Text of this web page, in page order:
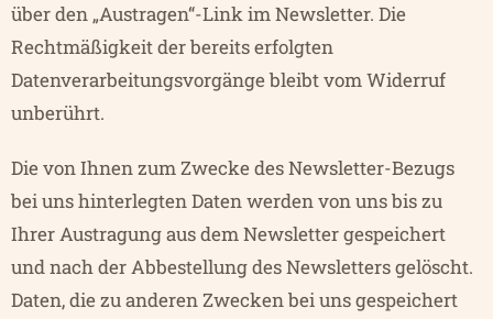
über den „Austragen“-Link im Newsletter. Die
Rechtmäßigkeit der bereits erfolgten
Datenverarbeitungsvorgänge bleibt vom Widerruf
unberührt.
Die von Ihnen zum Zwecke des Newsletter-Bezugs
bei uns hinterlegten Daten werden von uns bis zu
Ihrer Austragung aus dem Newsletter gespeichert
und nach der Abbestellung des Newsletters gelöscht.
Daten, die zu anderen Zwecken bei uns gespeichert